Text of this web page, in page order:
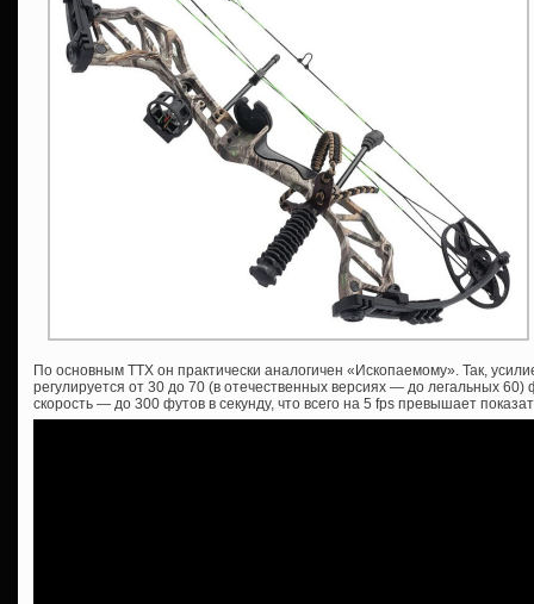
По основным ТТХ он практически аналогичен «Ископаемому». Так,
регулируется от 30 до 70 (в отечественных версиях — до легальных
скорость — до 300 футов в секунду, что всего на 5 fps превышает